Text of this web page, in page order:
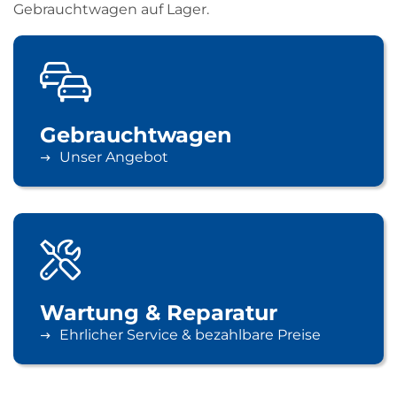
Gebrauchtwagen auf Lager.
Gebrauchtwagen
Unser Angebot
Wartung & Reparatur
Ehrlicher Service & bezahlbare Preise